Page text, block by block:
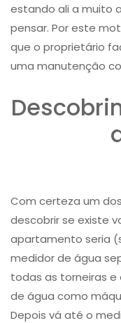
estando ali a muito
pensar. Por este
que o proprietário
uma manutenção
Com certeza um
descobrir se existe
apartamento seria
medidor de água
todas as torneiras
de água como
Depois vá até o